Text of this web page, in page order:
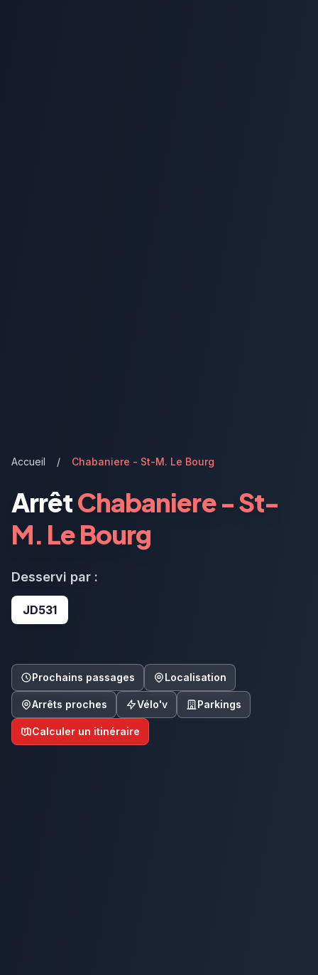
Accueil / Chabaniere - St-M. Le Bourg
ArrêtChabaniere - St-
M. Le Bourg
Desservi par :
JD531
Prochains passages Localisation
Arrêts proches Vélo'v Parkings
Calculer un itinéraire